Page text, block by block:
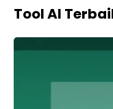
Tool AI